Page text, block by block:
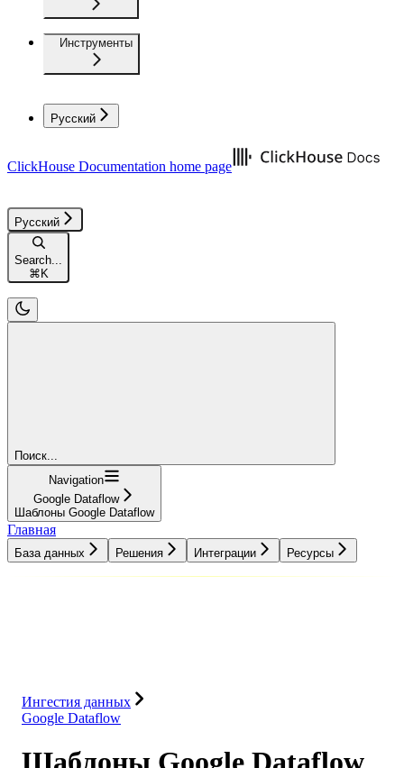
Инструменты
Русский
ClickHouse Documentation home page
Русский
Search...
⌘ K
Поиск...
Navigation
Google Dataflow
Шаблоны Google Dataflow
Главная
База данных Решения Интеграции Ресурсы
Ингестия данных
Google Dataflow